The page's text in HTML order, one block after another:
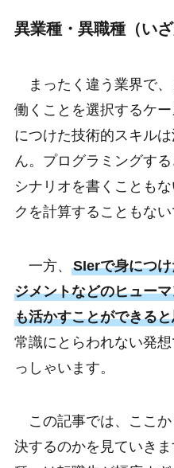
異業種・異職種（いざ
まったく違う業界で
働くことを選択するケ
につけた技術的スキル
ん。プログラミングす
シナリオを書くことも
クを計算することもない
一方、 SIerで身につ
ジメントなどのヒュー
も活かすことができる
常識にとらわれない発
っしゃいます。
この記事では、ここ
決するのかを見ていき